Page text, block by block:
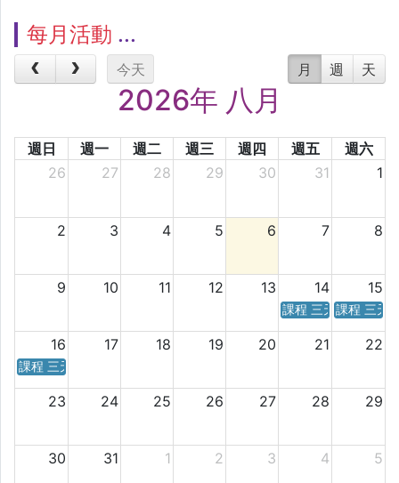
每月活動
今天 月 週 天
2026年 八月
週日 週一 週二 週三 週四 週五
週六
26
27 28 29 30 31 1
2 3 4 5 6 7 8
9 10 11 12 13 14 15
課程 三天／六天 時
課程 三天
16 17 18 19 20 21 22
課程 三天／六天 時間表
23 24 25 26 27 28 29
30 31 1 2 3 4 5